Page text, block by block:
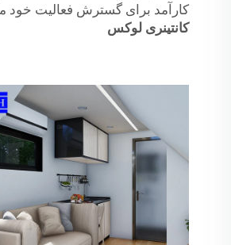
کارآمد برای گسترش فعالیت خود
کانتینری لوکس